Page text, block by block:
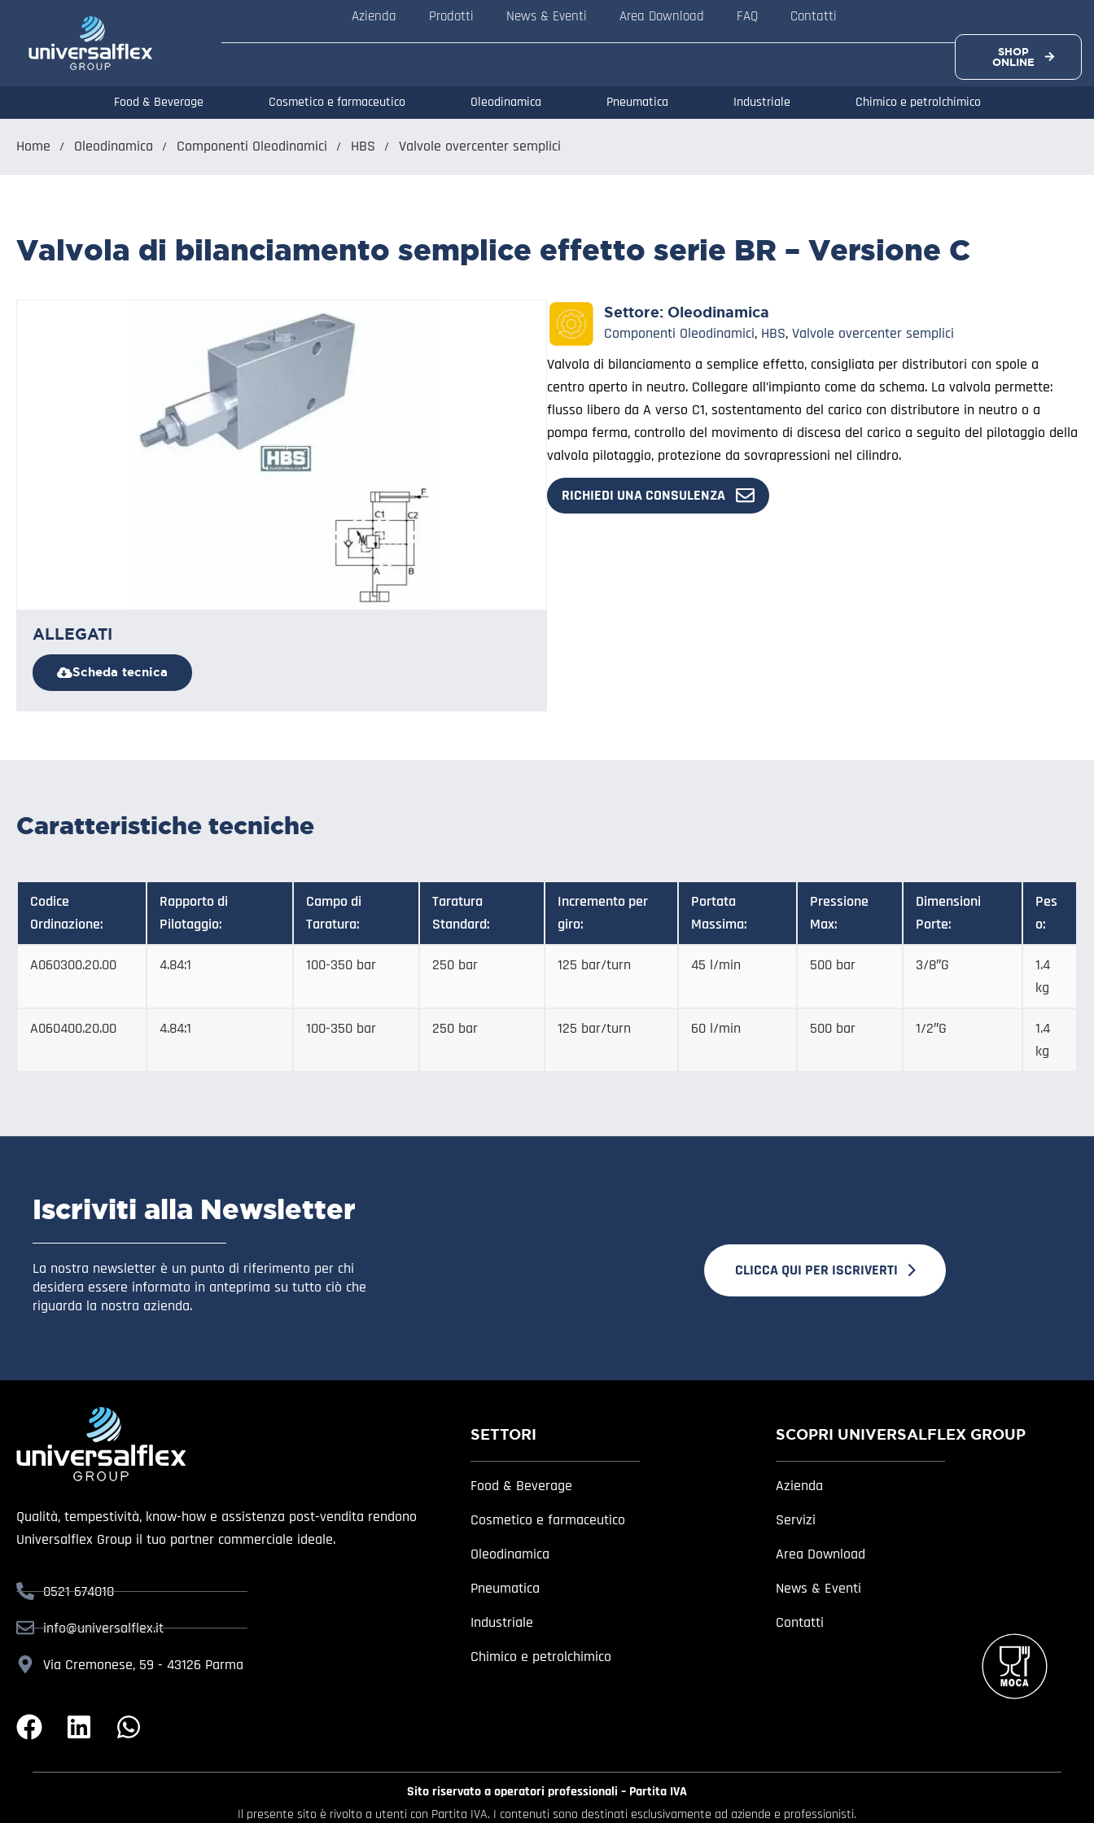
Azienda Prodotti News & Eventi Area Download FAQ Contatti
SHOP
ONLINE
Food & Beverage Cosmetico e farmaceutico Oleodinamica Pneumatica Industriale Chimico e petrolchimico
Home Oleodinamica Componenti Oleodinamici HBS Valvole overcenter semplici
Valvola di bilanciamento semplice effetto serie BR – Versione C
ALLEGATI
Scheda tecnica
Settore: Oleodinamica
Componenti Oleodinamici, HBS, Valvole overcenter semplici
Valvola di bilanciamento a semplice effetto, consigliata per distributori con spole a
centro aperto in neutro. Collegare all’impianto come da schema. La valvola permette:
flusso libero da A verso C1, sostentamento del carico con distributore in neutro o a
pompa ferma, controllo del movimento di discesa del carico a seguito del pilotaggio della
valvola pilotaggio, protezione da sovrapressioni nel cilindro.
RICHIEDI UNA CONSULENZA
Caratteristiche tecniche
Codice
Ordinazione:
Rapporto di
Pilotaggio:
Campo di
Taratura:
Taratura
Standard:
Incremento per
giro:
Portata
Massima:
Pressione
Max:
Dimensioni
Porte:
Pes
o:
A060300.20.00 4.84:1 100-350 bar 250 bar 125 bar/turn 45 l/min 500 bar 3/8″G
1.4
kg
A060400.20.00 4.84:1 100-350 bar 250 bar 125 bar/turn 60 l/min 500 bar 1/2″G
1.4
kg
Iscriviti alla Newsletter
La nostra newsletter è un punto di riferimento per chi
desidera essere informato in anteprima su tutto ciò che
riguarda la nostra azienda.
CLICCA QUI PER ISCRIVERTI
Qualità, tempestività, know-how e assistenza post-vendita rendono
Universalflex Group il tuo partner commerciale ideale.
0521 674018
info@universalflex.it
Via Cremonese, 59 - 43126 Parma
SETTORI
Food & Beverage
Cosmetico e farmaceutico
Oleodinamica
Pneumatica
Industriale
Chimico e petrolchimico
SCOPRI UNIVERSALFLEX GROUP
Azienda
Servizi
Area Download
News & Eventi
Contatti
Sito riservato a operatori professionali – Partita IVA
Il presente sito è rivolto a utenti con Partita IVA. I contenuti sono destinati esclusivamente ad aziende e professionisti.